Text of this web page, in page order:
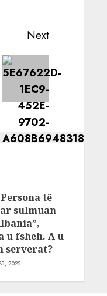
Next
të
sulmuan
u fsheh. A u
serverat?
2025